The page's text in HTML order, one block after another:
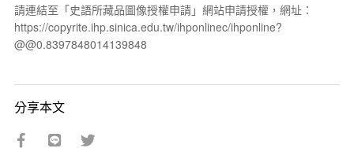
請連結至「史語所藏品圖像授權申請」網站申請授權，網址：
https://copyrite.ihp.sinica.edu.tw/ihponlinec/ihponline?
@@0.8397848014139848
分享本文